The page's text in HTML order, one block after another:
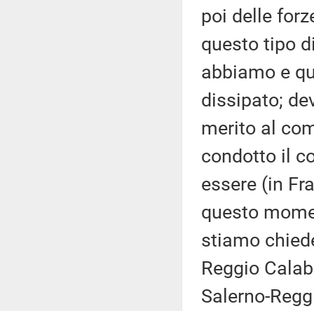
poi delle
questo tipo
abbiamo e
dissipato;
merito al
condotto il
essere (in
questo
stiamo
Reggio
Salerno-